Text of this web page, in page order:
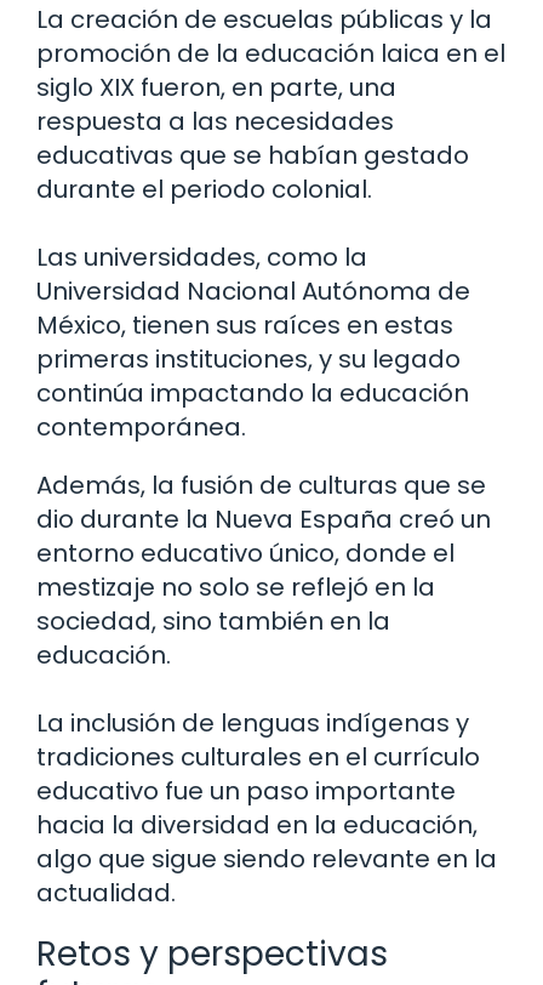
La creación de escuelas públicas y la
promoción de la educación laica en el
siglo XIX fueron, en parte, una
respuesta a las necesidades
educativas que se habían gestado
durante el periodo colonial.
Las universidades, como la
Universidad Nacional Autónoma de
México, tienen sus raíces en estas
primeras instituciones, y su legado
continúa impactando la educación
contemporánea.
Además, la fusión de culturas que se
dio durante la Nueva España creó un
entorno educativo único, donde el
mestizaje no solo se reflejó en la
sociedad, sino también en la
educación.
La inclusión de lenguas indígenas y
tradiciones culturales en el currículo
educativo fue un paso importante
hacia la diversidad en la educación,
algo que sigue siendo relevante en la
actualidad.
Retos y perspectivas